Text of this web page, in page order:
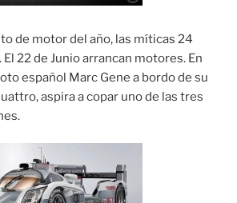
de motor del año, las míticas 24
22 de Junio arrancan motores. En
español Marc Gene a bordo de su
aspira a copar uno de las tres